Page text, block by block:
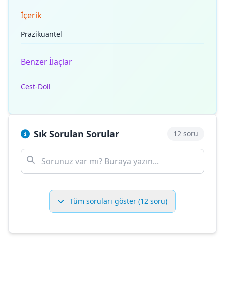
İçerik
Prazikuantel
Benzer İlaçlar
Cest-Doll
Sık Sorulan Sorular 12 soru
Tüm soruları göster (12 soru)